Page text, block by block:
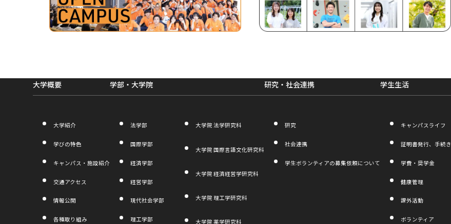
サ
イ
ウ
ウ
で
開
き
ま
大学概要
大学紹介
学びの特色
キャンパス・施設紹介
交通アクセス
情報公開
各種取り組み
学部・大学院
法学部
国際学部
経済学部
経営学部
現代社会学部
理工学部
大学院 法学研究科
大学院 国際言語文化研究科
大学院 経済経営学研究科
大学院 理工学研究科
大学院 薬学研究科
研究・社会連携
研究
社会連携
学生ボランティアの募集依頼について
学生生活
キャンパスライフ
証明書発行、手続き
学費・奨学金
健康管理
課外活動
ボランティア